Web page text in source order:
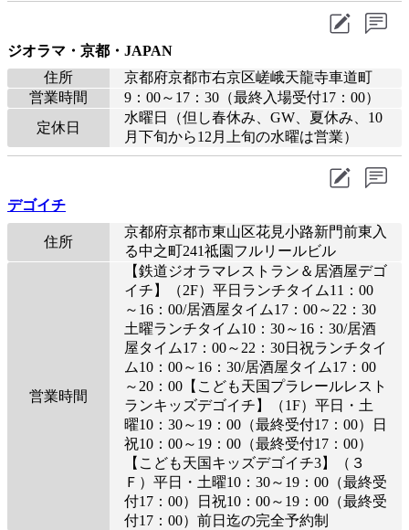
ジオラマ・京都・JAPAN
住所
京都府京都市右京区嵯峨天龍寺車道町
営業時間
9：00～17：30（最終入場受付17：00）
定休日
水曜日（但し春休み、GW、夏休み、10
月下旬から12月上旬の水曜は営業）
デゴイチ
住所
京都府京都市東山区花見小路新門前東入
る中之町241祗園フルリールビル
営業時間
【鉄道ジオラマレストラン＆居酒屋デゴ
イチ】（2F）平日ランチタイム11：00
～16：00/居酒屋タイム17：00～22：30
土曜ランチタイム10：30～16：30/居酒
屋タイム17：00～22：30日祝ランチタイ
ム10：00～16：30/居酒屋タイム17：00
～20：00【こども天国プラレールレスト
ランキッズデゴイチ】（1F）平日・土
曜10：30～19：00（最終受付17：00）日
祝10：00～19：00（最終受付17：00）
【こども天国キッズデゴイチ3】（３
Ｆ）平日・土曜10：30～19：00（最終受
付17：00）日祝10：00～19：00（最終受
付17：00）前日迄の完全予約制